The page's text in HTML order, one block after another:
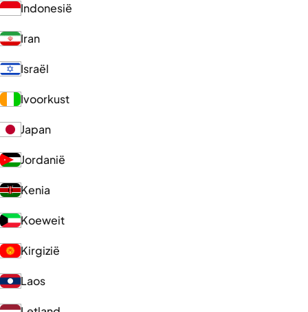
Indonesië
Iran
Israël
Ivoorkust
Japan
Jordanië
Kenia
Koeweit
Kirgizië
Laos